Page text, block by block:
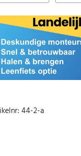
44-2-a